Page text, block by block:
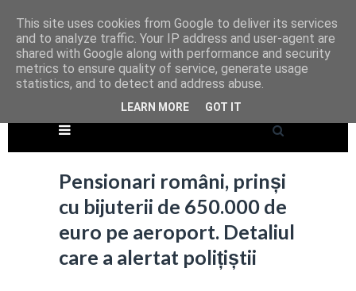
Pensionari români, prinși
cu bijuterii de 650.000 de
euro pe aeroport. Detaliul
care a alertat polițiștii
This site uses cookies from Google to deliver its services
and to analyze traffic. Your IP address and user-agent are
shared with Google along with performance and security
metrics to ensure quality of service, generate usage
statistics, and to detect and address abuse.
LEARN MORE GOT IT